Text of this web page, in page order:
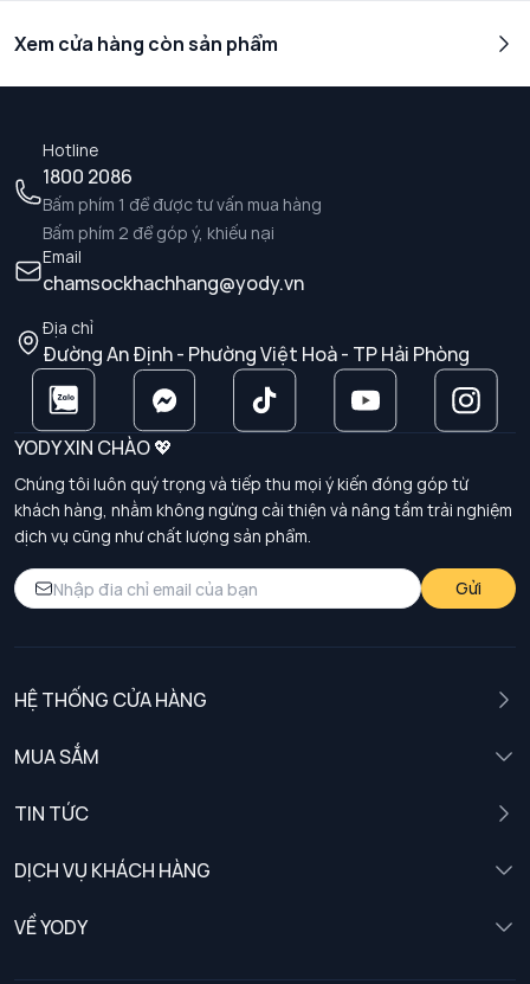
Xem cửa hàng còn sản phẩm
Hotline
1800 2086
Bấm phím 1 để được tư vấn mua hàng
Bấm phím 2 để góp ý, khiếu nại
Email
chamsockhachhang@yody.vn
Địa chỉ
Đường An Định - Phường Việt Hoà - TP Hải Phòng
YODY XIN CHÀO 💖
Chúng tôi luôn quý trọng và tiếp thu mọi ý kiến đóng góp từ
khách hàng, nhằm không ngừng cải thiện và nâng tầm trải nghiệm
dịch vụ cũng như chất lượng sản phẩm.
Gửi
HỆ THỐNG CỬA HÀNG
MUA SẮM
TIN TỨC
DỊCH VỤ KHÁCH HÀNG
Chính sách khách hàng thân thiết
VỀ YODY